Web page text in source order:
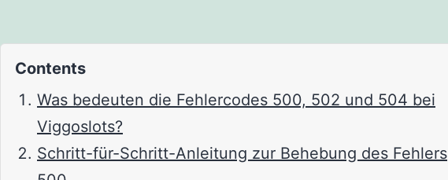
Contents
Was bedeuten die Fehlercodes 500, 502 und 504 bei
Viggoslots?
Schritt-für-Schritt-Anleitung zur Behebung des Fehlers